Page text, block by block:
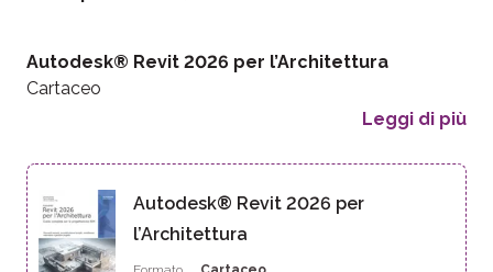
Autodesk® Revit 2026 per
l’Architettura
Autodesk® Revit 2026 per l’Architettura
Cartaceo
Leggi di più